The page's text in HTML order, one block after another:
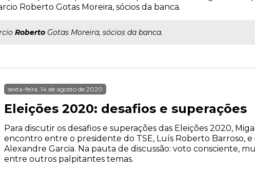
Roberto Gotas Moreira, sócios da banca.
Roberto Gotas Moreira, sócios da banca.
sexta-feira, 14 de agosto de 2020
Eleições 2020: desafios e superações
Para discutir os desafios e superações das Eleições 2020,
encontro entre o presidente do TSE, Luís Roberto Barroso,
Alexandre Garcia. Na pauta de discussão: voto consciente,
entre outros palpitantes temas.